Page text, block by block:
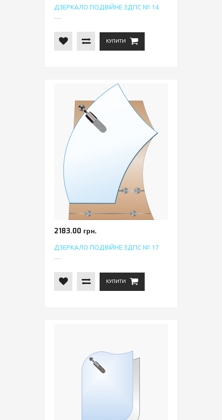
ДЗЕРКАЛО ПОДВІЙНЕ ЗДПС № 14
.....
КУПИТИ
2183.00 грн.
ДЗЕРКАЛО ПОДВІЙНЕ ЗДПС № 17
.....
КУПИТИ